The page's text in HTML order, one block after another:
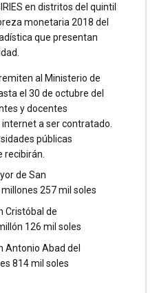
en distritos del quintil
monetaria 2018 del
que presentan
al Ministerio de
el 30 de octubre del
y docentes
a ser contratado.
públicas
recibirán.
de San
257 mil soles
Cristóbal de
mil soles
Antonio Abad del
mil soles